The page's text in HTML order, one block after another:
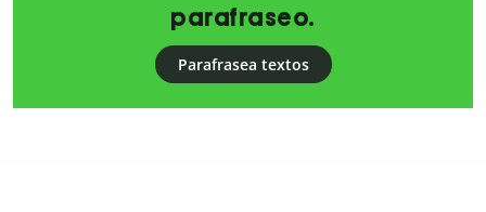
parafraseo.
Parafrasea textos